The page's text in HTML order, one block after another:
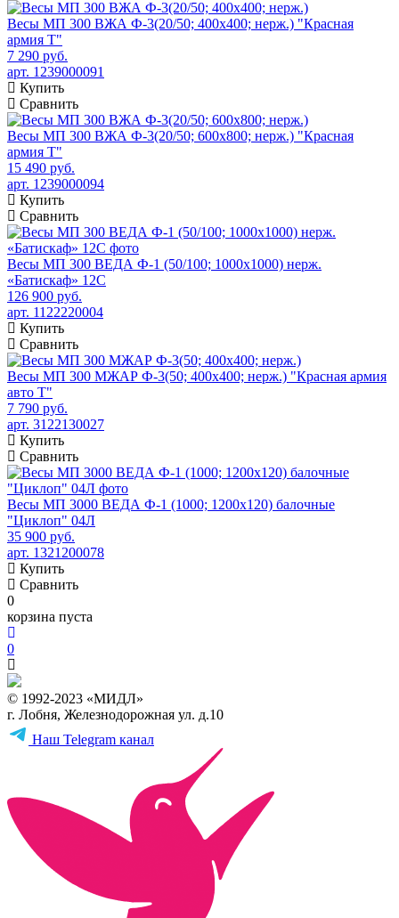
Весы МП 300 ВЖА Ф-3(20/50; 400х400; нерж.) "Красная
армия Т"
7 290 руб.
арт. 1239000091
Купить
Сравнить
Весы МП 300 ВЖА Ф-3(20/50; 600х800; нерж.) "Красная
армия Т"
15 490 руб.
арт. 1239000094
Купить
Сравнить
Весы МП 300 ВЕДА Ф-1 (50/100; 1000х1000) нерж.
«Батискаф» 12С
126 900 руб.
арт. 1122220004
Купить
Сравнить
Весы МП 300 МЖАР Ф-3(50; 400х400; нерж.) "Красная армия
авто Т"
7 790 руб.
арт. 3122130027
Купить
Сравнить
Весы МП 3000 ВЕДА Ф-1 (1000; 1200х120) балочные
"Циклоп" 04Л
35 900 руб.
арт. 1321200078
Купить
Сравнить
0
корзина пуста
0
© 1992-2023 «МИДЛ»
г. Лобня, Железнодорожная ул. д.10
Наш Telegram канал